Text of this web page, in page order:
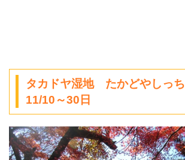
タカドヤ湿地 たかどやしっち
11/10～30日